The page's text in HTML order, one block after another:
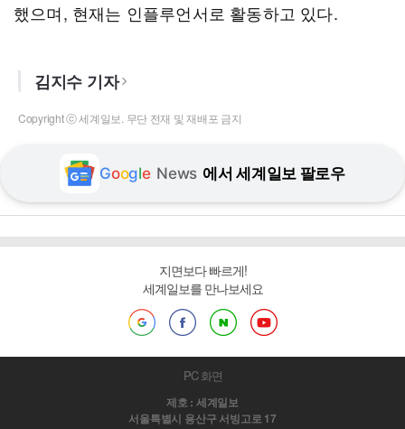
했으며, 현재는 인플루언서로 활동하고 있다.
김지수 기자
Copyright ⓒ 세계일보. 무단 전재 및 재배포 금지
Google News 에서 세계일보 팔로우
지면보다 빠르게!
세계일보를 만나보세요
PC 화면
제호 : 세계일보
서울특별시 용산구 서빙고로 17